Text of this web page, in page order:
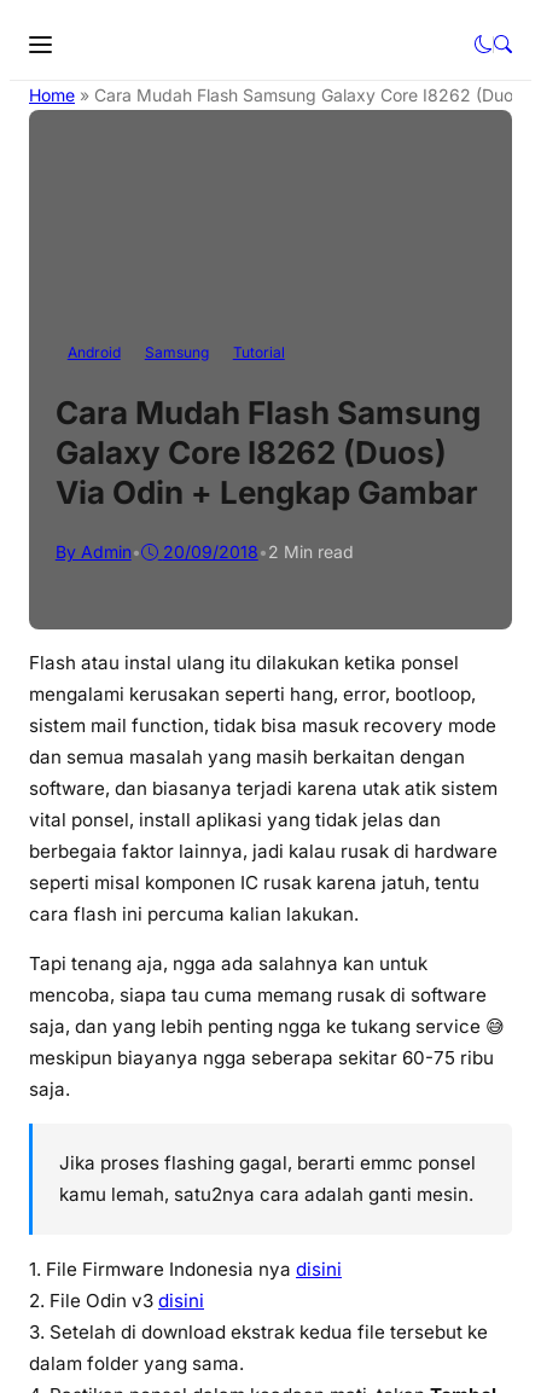
Home » Cara Mudah Flash Samsung Galaxy Core I8262 (Duos)
Android Samsung Tutorial
Cara Mudah Flash Samsung
Galaxy Core I8262 (Duos)
Via Odin + Lengkap Gambar
By Admin• 20/09/2018•2 Min read
Flash atau instal ulang itu dilakukan ketika ponsel
mengalami kerusakan seperti hang, error, bootloop,
sistem mail function, tidak bisa masuk recovery mode
dan semua masalah yang masih berkaitan dengan
software, dan biasanya terjadi karena utak atik sistem
vital ponsel, install aplikasi yang tidak jelas dan
berbegaia faktor lainnya, jadi kalau rusak di hardware
seperti misal komponen IC rusak karena jatuh, tentu
cara flash ini percuma kalian lakukan.
Tapi tenang aja, ngga ada salahnya kan untuk
mencoba, siapa tau cuma memang rusak di software
saja, dan yang lebih penting ngga ke tukang service 😅
meskipun biayanya ngga seberapa sekitar 60-75 ribu
saja.
Jika proses flashing gagal, berarti emmc ponsel
kamu lemah, satu2nya cara adalah ganti mesin.
1. File Firmware Indonesia nya disini
2. File Odin v3 disini
3. Setelah di download ekstrak kedua file tersebut ke
dalam folder yang sama.